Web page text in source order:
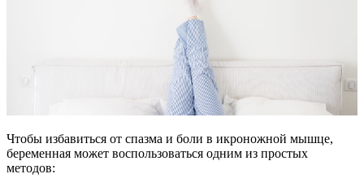
Чтобы избавиться от спазма и боли в икроножной мышце,
беременная может воспользоваться одним из простых
методов: